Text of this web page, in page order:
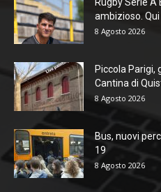
Rugby Serie A
ambizioso. Qui
8 Agosto 2026
Piccola
Cantina di
8 Agosto 2026
Bus, nuovi
19
8 Agosto 2026